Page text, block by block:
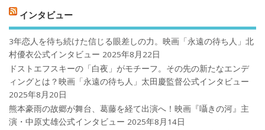
インタビュー
3年恋人を待ち続けた信じる眼差しの力。映画「永遠の待ち人」北
村優衣公式インタビュー 2025年8月22日
ドストエフスキーの「白夜」がモチーフ。その先の新たなエンデ
ィングとは？映画「永遠の待ち人」太田慶監督公式インタビュー
2025年8月20日
熊本豪雨の故郷が舞台、葛藤を経て出演へ！映画『囁きの河』主
演・中原丈雄公式インタビュー 2025年8月14日